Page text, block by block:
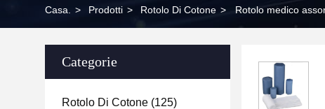
Casa. > Prodotti > Rotolo Di Cotone > Rotolo medico
Categorie
Rotolo Di Cotone (125)